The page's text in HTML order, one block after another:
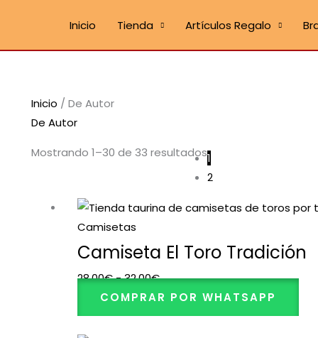
Inicio Tienda Artículos Regalo
Inicio / De Autor
De Autor
Mostrando 1–30 de 33 resultados
Camisetas
Camiseta El Toro Tradición
28,00€-32,00€
Rango
precios:
28,00€
hasta
COMPRAR POR WHATSAPP
1
2